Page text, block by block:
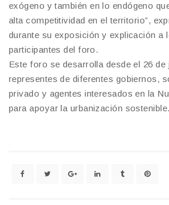
exógeno y también en lo endógeno
alta competitividad en el territorio”,
durante su exposición y explicación a
participantes del foro.
Este foro se desarrolla desde el 26 de
representes de diferentes gobiernos,
privado y agentes interesados en la
para apoyar la urbanización sostenible.